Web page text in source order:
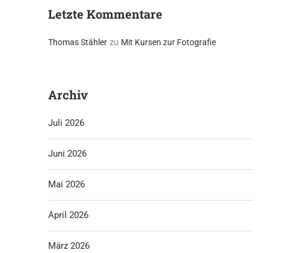
Letzte Kommentare
Thomas Stähler zu Mit Kursen zur Fotografie
Archiv
Juli 2026
Juni 2026
Mai 2026
April 2026
März 2026